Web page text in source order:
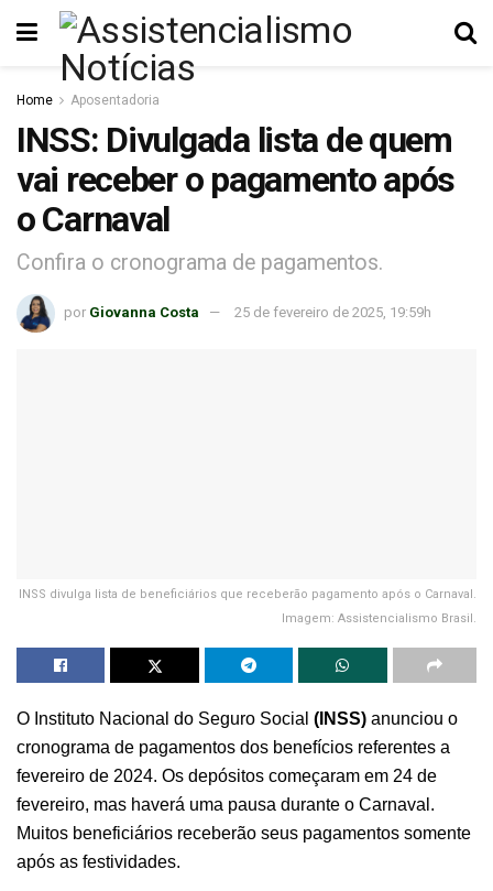
Home Aposentadoria
INSS: Divulgada lista de quem
vai receber o pagamento após
o Carnaval
Confira o cronograma de pagamentos.
por Giovanna Costa 25 de fevereiro de 2025, 19:59h
INSS divulga lista de beneficiários que receberão pagamento após o Carnaval.
Imagem: Assistencialismo Brasil.
O Instituto Nacional do Seguro Social (INSS) anunciou o
cronograma de pagamentos dos benefícios referentes a
fevereiro de 2024. Os depósitos começaram em 24 de
fevereiro, mas haverá uma pausa durante o Carnaval.
Muitos beneficiários receberão seus pagamentos somente
após as festividades.